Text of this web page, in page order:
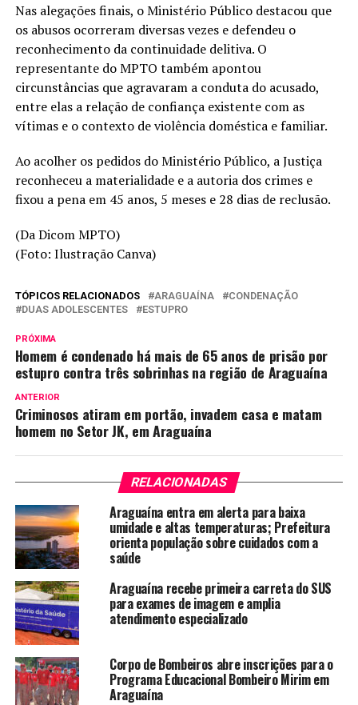
Nas alegações finais, o Ministério Público destacou que
os abusos ocorreram diversas vezes e defendeu o
reconhecimento da continuidade delitiva. O
representante do MPTO também apontou
circunstâncias que agravaram a conduta do acusado,
entre elas a relação de confiança existente com as
vítimas e o contexto de violência doméstica e familiar.
Ao acolher os pedidos do Ministério Público, a Justiça
reconheceu a materialidade e a autoria dos crimes e
fixou a pena em 45 anos, 5 meses e 28 dias de reclusão.
(Da Dicom MPTO)
(Foto: Ilustração Canva)
TÓPICOS RELACIONADOS ARAGUAÍNA
CONDENAÇÃO
DUAS ADOLESCENTES
ESTUPRO
PRÓXIMA
Homem é condenado há mais de 65 anos de prisão por
estupro contra três sobrinhas na região de Araguaína
ANTERIOR
Criminosos atiram em portão, invadem casa e matam
homem no Setor JK, em Araguaína
RELACIONADAS
Araguaína entra em alerta para baixa
umidade e altas temperaturas; Prefeitura
orienta população sobre cuidados com a
saúde
Araguaína recebe primeira carreta do SUS
para exames de imagem e amplia
atendimento especializado
Corpo de Bombeiros abre inscrições para o
Programa Educacional Bombeiro Mirim em
Araguaína